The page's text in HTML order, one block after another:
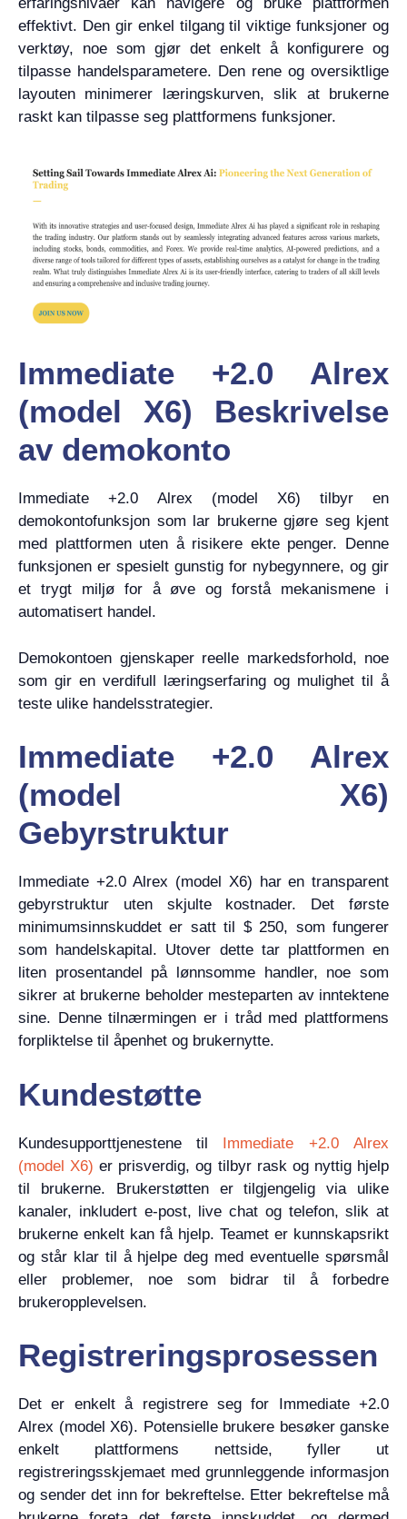
effektivt. Den gir enkel tilgang til viktige funksjoner og
verktøy, noe som gjør det enkelt å konfigurere og
tilpasse handelsparametere. Den rene og oversiktlige
layouten minimerer læringskurven, slik at brukerne
raskt kan tilpasse seg plattformens funksjoner.
Immediate +2.0 Alrex
(model X6) Beskrivelse
av demokonto
Immediate +2.0 Alrex (model X6) tilbyr en
demokontofunksjon som lar brukerne gjøre seg kjent
med plattformen uten å risikere ekte penger. Denne
funksjonen er spesielt gunstig for nybegynnere, og gir
et trygt miljø for å øve og forstå mekanismene i
automatisert handel.
Demokontoen gjenskaper reelle markedsforhold, noe
som gir en verdifull læringserfaring og mulighet til å
teste ulike handelsstrategier.
Immediate +2.0 Alrex
(model X6)
Gebyrstruktur
Immediate +2.0 Alrex (model X6) har en transparent
gebyrstruktur uten skjulte kostnader. Det første
minimumsinnskuddet er satt til $ 250, som fungerer
som handelskapital. Utover dette tar plattformen en
liten prosentandel på lønnsomme handler, noe som
sikrer at brukerne beholder mesteparten av inntektene
sine. Denne tilnærmingen er i tråd med plattformens
forpliktelse til åpenhet og brukernytte.
Kundestøtte
Kundesupporttjenestene til Immediate +2.0 Alrex
(model X6) er prisverdig, og tilbyr rask og nyttig hjelp
til brukerne. Brukerstøtten er tilgjengelig via ulike
kanaler, inkludert e-post, live chat og telefon, slik at
brukerne enkelt kan få hjelp. Teamet er kunnskapsrikt
og står klar til å hjelpe deg med eventuelle spørsmål
eller problemer, noe som bidrar til å forbedre
brukeropplevelsen.
Registreringsprosessen
Det er enkelt å registrere seg for Immediate +2.0
Alrex (model X6). Potensielle brukere besøker ganske
enkelt plattformens nettside, fyller ut
registreringsskjemaet med grunnleggende informasjon
og sender det inn for bekreftelse. Etter bekreftelse må